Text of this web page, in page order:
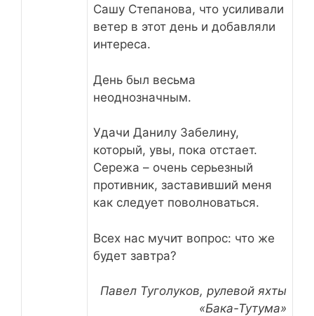
Сашу Степанова, что усиливали
ветер в этот день и добавляли
интереса.
День был весьма
неоднозначным.
Удачи Данилу Забелину,
который, увы, пока отстает.
Сережа – очень серьезный
противник, заставивший меня
как следует поволноваться.
Всех нас мучит вопрос: что же
будет завтра?
Павел Туголуков, рулевой яхты
«Бака-Тутума»